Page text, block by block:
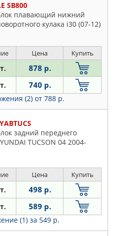
SB800
плавающий нижний
кулака i30 (07-12)
Цена Купить
878 р.
740 р.
(2) от 788 р.
задний переднего
TUCSON 04 2004-
Цена Купить
498 р.
589 р.
(1) за 549 р.